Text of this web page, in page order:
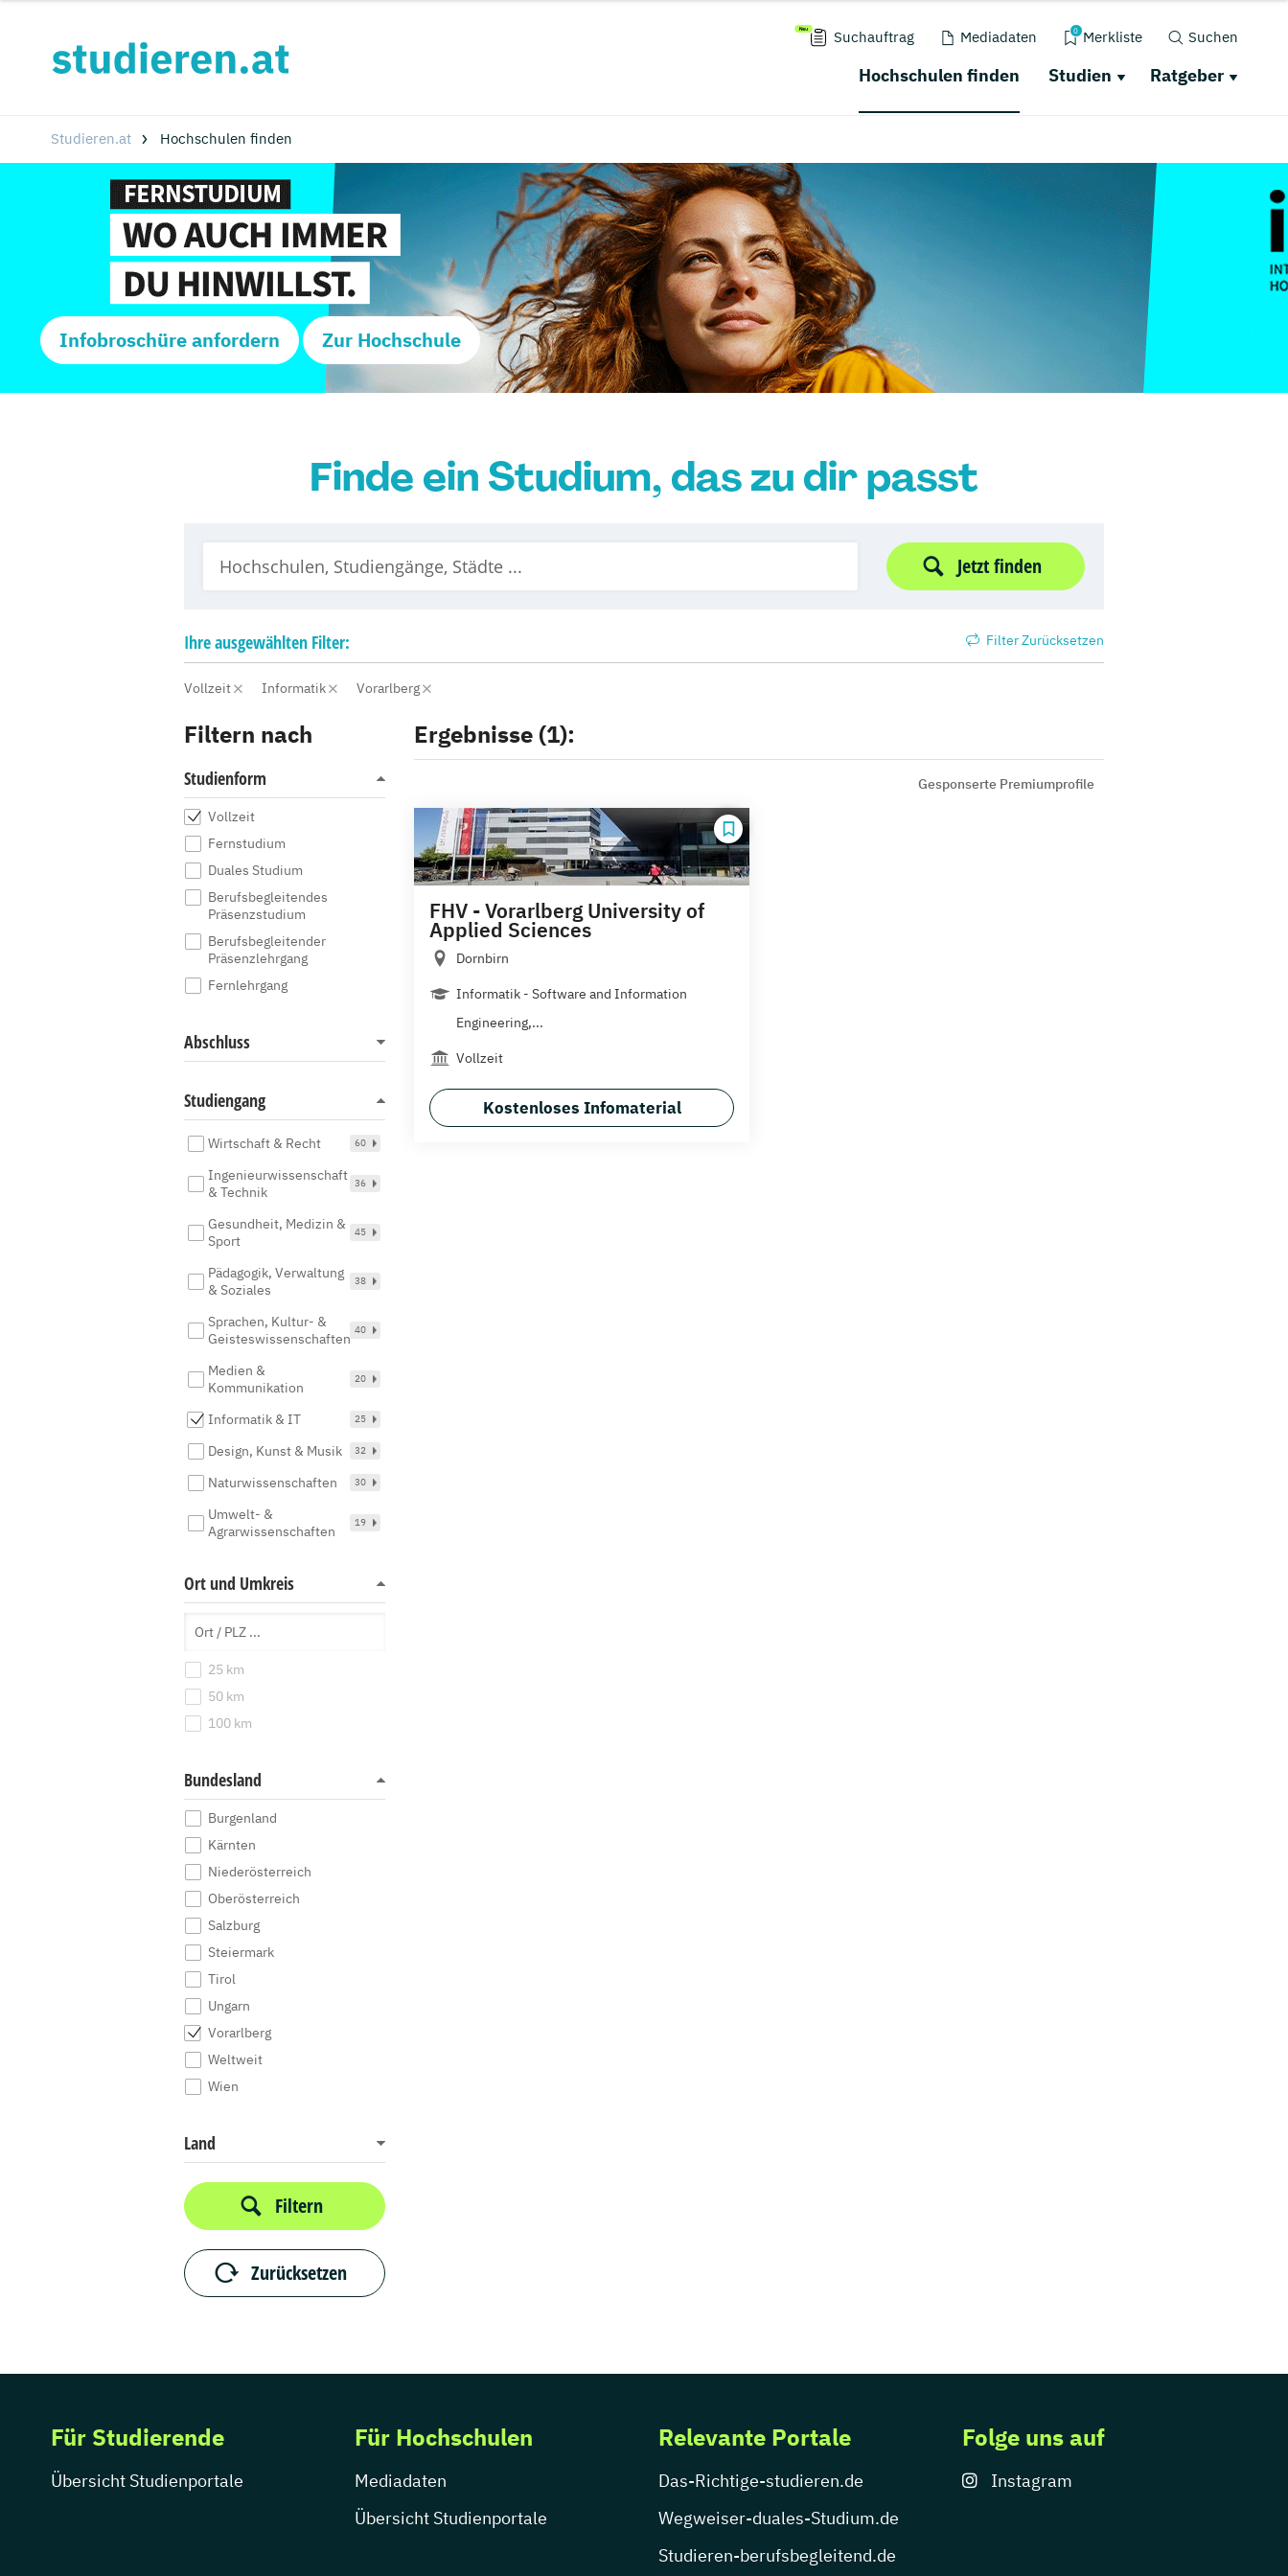
Suchauftrag Mediadaten 0 Merkliste Suchen
Hochschulen finden Studien Ratgeber
Studieren.at Hochschulen finden
Infobroschüre anfordern Zur Hochschule
Finde ein Studium, das zu dir passt
Jetzt finden
Ihreausgewählten Filter: Filter Zurücksetzen
Vollzeit Informatik Vorarlberg
Filtern nach
Studienform
Vollzeit
Fernstudium
Duales Studium
Berufsbegleitendes
Präsenzstudium
Berufsbegleitender
Präsenzlehrgang
Fernlehrgang
Abschluss
Studiengang
Wirtschaft & Recht 60
Ingenieurwissenschaft
& Technik
36
Gesundheit, Medizin &
Sport
45
Pädagogik, Verwaltung
& Soziales
38
Sprachen, Kultur- &
Geisteswissenschaften
40
Medien &
Kommunikation
20
Informatik & IT 25
Design, Kunst & Musik 32
Naturwissenschaften 30
Umwelt- &
Agrarwissenschaften
19
Ort und Umkreis
25 km
50 km
100 km
Bundesland
Burgenland
Kärnten
Niederösterreich
Oberösterreich
Salzburg
Steiermark
Tirol
Ungarn
Vorarlberg
Weltweit
Wien
Land
Filtern
Zurücksetzen
Ergebnisse (1):
Gesponserte Premiumprofile
FHV - Vorarlberg University of
Applied Sciences
Dornbirn
Informatik - Software and Information
Engineering,...
Vollzeit
Kostenloses Infomaterial
Für Studierende
Übersicht Studienportale
Für Hochschulen
Mediadaten
Übersicht Studienportale
Relevante Portale
Das-Richtige-studieren.de
Wegweiser-duales-Studium.de
Studieren-berufsbegleitend.de
Folge uns auf
Instagram